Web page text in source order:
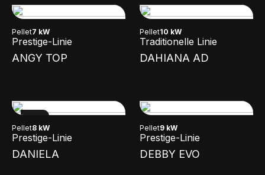
Pellet7 kW
Prestige-Linie
ANGY TOP
Pellet10 kW
Traditionelle Linie
DAHIANA AD
Pellet8 kW
Prestige-Linie
DANIELA
Pellet9 kW
Prestige-Linie
DEBBY EVO